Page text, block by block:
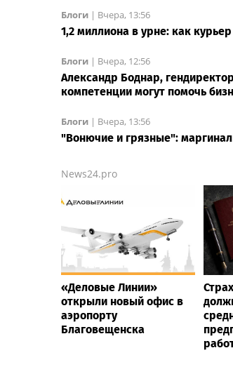
Блоги | Вчера, 13:56
1,2 миллиона в урне: как
Блоги | Вчера, 12:56
Александр Боднар,
компетенции могут помочь
Блоги | Вчера, 13:56
"Вонючие и грязные":
News24.pro
«Деловые Линии»
открыли новый офис в
аэропорту
Благовещенска